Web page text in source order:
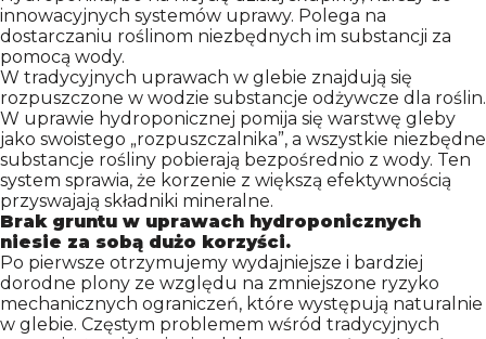
CERTIFICATEN
PRODUCTIE
CONTACT
innowacyjnych systemów uprawy. Polega na
dostarczaniu roślinom niezbędnych im substancji za
pomocą wody.
W tradycyjnych uprawach w glebie znajdują się
rozpuszczone w wodzie substancje odżywcze dla roślin.
W uprawie hydroponicznej pomija się warstwę gleby
jako swoistego „rozpuszczalnika”, a wszystkie niezbędne
substancje rośliny pobierają bezpośrednio z wody. Ten
system sprawia, że korzenie z większą efektywnością
przyswajają składniki mineralne.
Brak gruntu w uprawach hydroponicznych
niesie za sobą dużo korzyści.
Po pierwsze otrzymujemy wydajniejsze i bardziej
dorodne plony ze względu na zmniejszone ryzyko
mechanicznych ograniczeń, które występują naturalnie
w glebie. Częstym problemem wśród tradycyjnych